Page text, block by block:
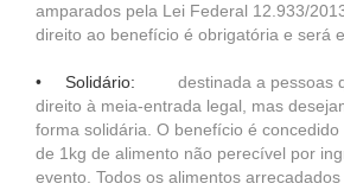
amparados pela Lei Federal 12.933/
direito ao benefício é obrigatória e será
• Solidário: destinada a pessoas
direito à meia-entrada legal, mas
forma solidária. O benefício é
de 1kg de alimento não perecível por
evento. Todos os alimentos